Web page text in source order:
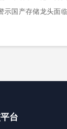
示国产存储龙头面
台